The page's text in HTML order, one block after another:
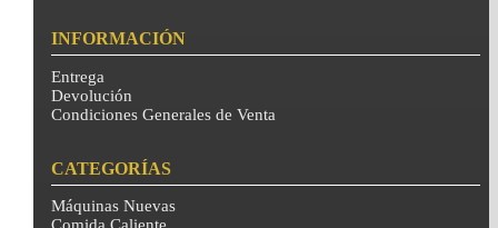
INFORMACIÓN
Entrega
Devolución
Condiciones Generales de Venta
CATEGORÍAS
Máquinas Nuevas